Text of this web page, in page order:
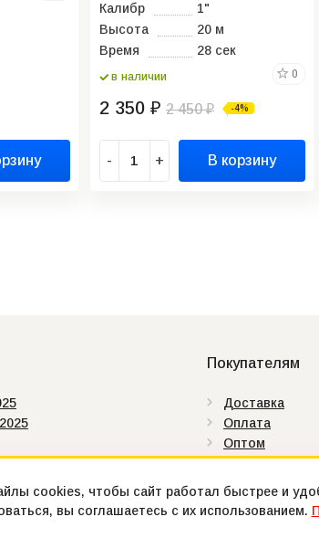
Калибр
1"
Высота
20 м
Время
28 сек
в наличии 0
2 350 ₽ 2 450₽ -4%
- + В корзину
Покупателям
Доставка
Оплата
Оптом
Как купить
Контакты
cookies, чтобы сайт работал быстрее и
вы соглашаетесь с их использованием.